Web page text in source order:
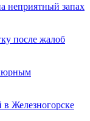
неприятный запах
после жалоб
в Железногорске